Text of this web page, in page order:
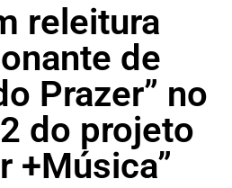
releitura
de
Prazer” no
do projeto
+Música”